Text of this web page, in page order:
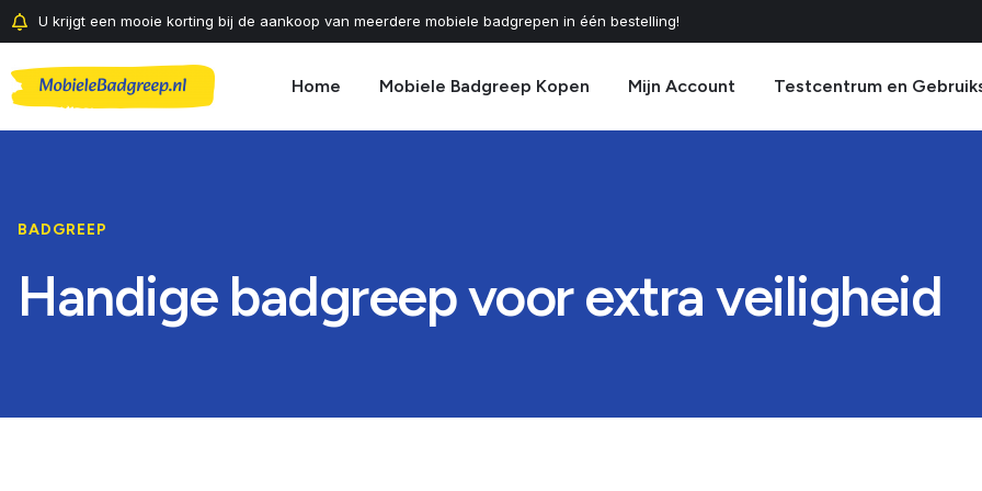
U krijgt een mooie korting bij de aankoop van meerdere mobiele badgrepen in één bestelling!
Home Mobiele Badgreep Kopen Mijn Account Testcentrum en
BADGREEP
Handige badgreep voor extra veiligheid